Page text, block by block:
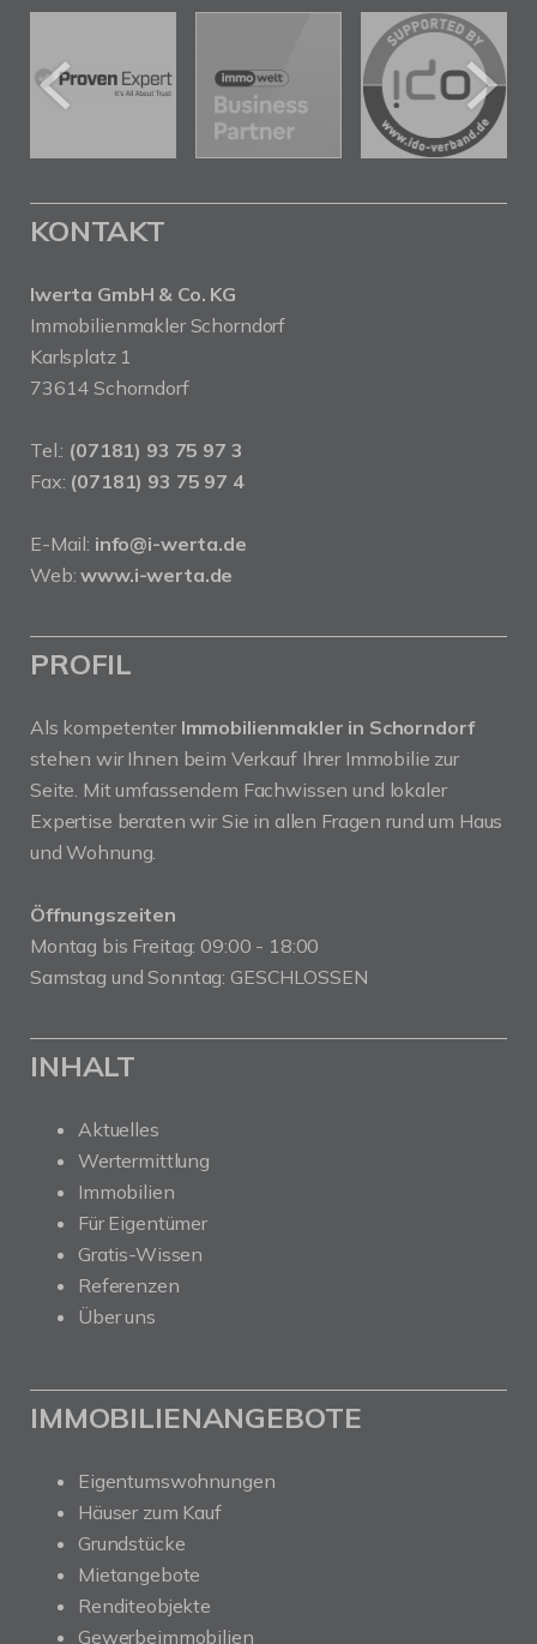
KONTAKT
Iwerta GmbH & Co. KG
Immobilienmakler Schorndorf
Karlsplatz 1
73614 Schorndorf
Tel.: (07181) 93 75 97 3
Fax: (07181) 93 75 97 4
E-Mail: info@i-werta.de
Web:www.i-werta.de
PROFIL
Als kompetenter Immobilienmakler in Schorndorf
stehen wir Ihnen beim Verkauf Ihrer Immobilie zur
Seite. Mit umfassendem Fachwissen und lokaler
Expertise beraten wir Sie in allen Fragen rund um Haus
und Wohnung.
Öffnungszeiten
Montag bis Freitag: 09:00 - 18:00
Samstag und Sonntag: GESCHLOSSEN
INHALT
Aktuelles
Wertermittlung
Immobilien
Für Eigentümer
Gratis-Wissen
Referenzen
Über uns
IMMOBILIENANGEBOTE
Eigentumswohnungen
Häuser zum Kauf
Grundstücke
Mietangebote
Renditeobjekte
Gewerbeimmobilien